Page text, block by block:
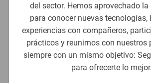
del sector. Hemos aprovechado
para conocer nuevas tecnologías,
experiencias con compañeros,
prácticos y reunirnos con nuestros
siempre con un mismo objetivo:
para ofrecerte lo mejor.